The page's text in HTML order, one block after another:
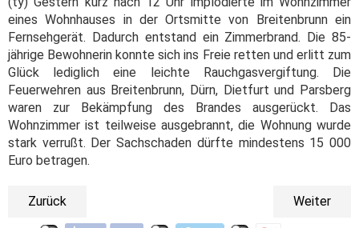
eines Wohnhauses in der Ortsmitte von Breitenbrunn ein
Fernsehgerät. Dadurch entstand ein Zimmerbrand. Die 85-
jährige Bewohnerin konnte sich ins Freie retten und erlitt zum
Glück lediglich eine leichte Rauchgasvergiftung. Die
Feuerwehren aus Breitenbrunn, Dürn, Dietfurt und Parsberg
waren zur Bekämpfung des Brandes ausgerückt. Das
Wohnzimmer ist teilweise ausgebrannt, die Wohnung wurde
stark verrußt. Der Sachschaden dürfte mindestens 15 000
Euro betragen.
Zurück Weiter